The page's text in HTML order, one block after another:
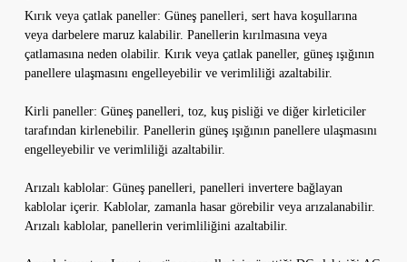
Kırık veya çatlak paneller: Güneş panelleri, sert hava koşullarına
veya darbelere maruz kalabilir. Panellerin kırılmasına veya
çatlamasına neden olabilir. Kırık veya çatlak paneller, güneş ışığının
panellere ulaşmasını engelleyebilir ve verimliliği azaltabilir.
Kirli paneller: Güneş panelleri, toz, kuş pisliği ve diğer kirleticiler
tarafından kirlenebilir. Panellerin güneş ışığının panellere ulaşmasını
engelleyebilir ve verimliliği azaltabilir.
Arızalı kablolar: Güneş panelleri, panelleri invertere bağlayan
kablolar içerir. Kablolar, zamanla hasar görebilir veya arızalanabilir.
Arızalı kablolar, panellerin verimliliğini azaltabilir.